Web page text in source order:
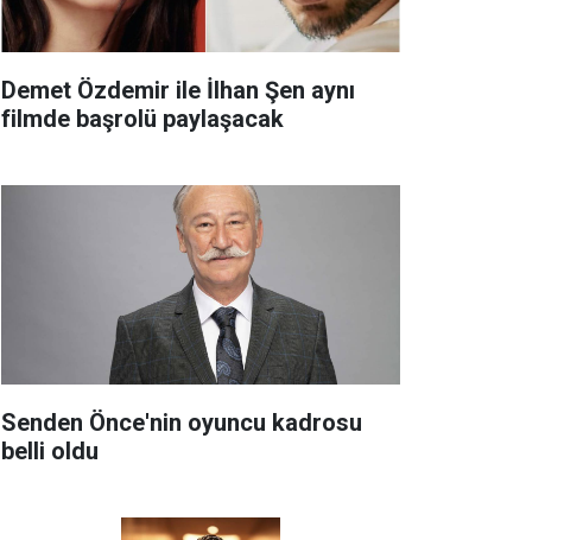
Demet Özdemir ile İlhan Şen aynı
filmde başrolü paylaşacak
Senden Önce'nin oyuncu kadrosu
belli oldu